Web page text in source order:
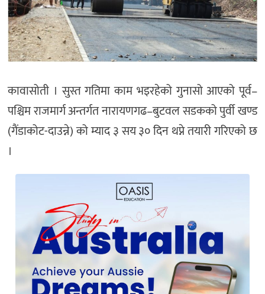
कावासोती । सुस्त गतिमा काम भइरहेको गुनासो आएको पूर्व–
पश्चिम राजमार्ग अन्तर्गत नारायणगढ–बुटवल सडकको पुर्वी खण्ड
(गैंडाकोट-दाउन्ने) को म्याद ३ सय ३० दिन थप्ने तयारी गरिएको छ
।